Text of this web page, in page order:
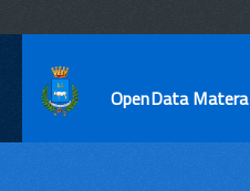
OpenData Matera